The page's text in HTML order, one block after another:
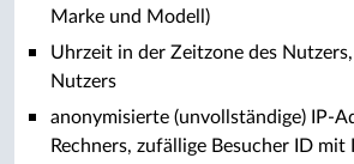
Marke und Modell)
Uhrzeit in der Zeitzone des
Nutzers
anonymisierte (unvollständige) IP-
Rechners, zufällige Besucher ID